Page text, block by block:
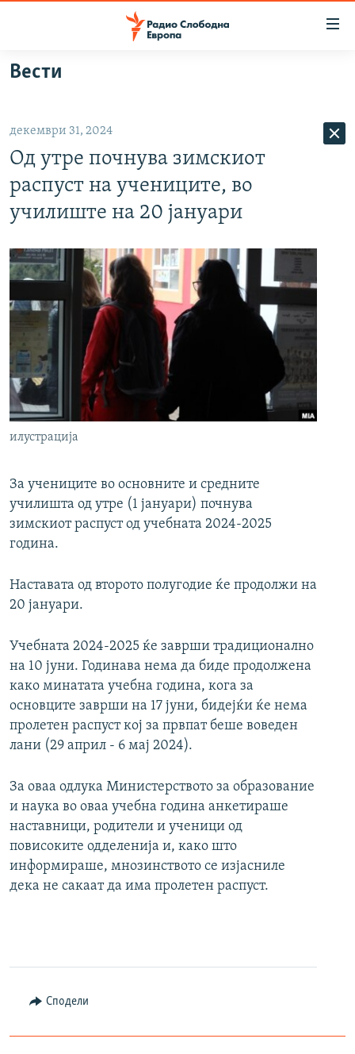
Оди
на
главната
навигација
Премини
на
ВИЗУЕЛНО
ВЕСТИ
ШТО ТРЕБА ДА ЗНАЕТЕ
ПРИЈАВИ СЕ ЗА ЊУЗЛЕТЕР
ПОДКАСТ ЗОШТО?
СЛЕДЕТЕ НЕ
РСЕ веб страници
Вести
декември 31, 2024
Од утре почнува зимскиот
распуст на учениците, во
училиште на 20 јануари
илустрација
За учениците во основните и средните
училишта од утре (1 јануари) почнува
зимскиот распуст од учебната 2024-2025
година.
Наставата од второто полугодие ќе продолжи на
20 јануари.
Учебната 2024-2025 ќе заврши традиционално
на 10 јуни. Годинава нема да биде продолжена
како минатата учебна година, кога за
основците заврши на 17 јуни, бидејќи ќе нема
пролетен распуст кој за првпат беше воведен
лани (29 април - 6 мај 2024).
За оваа одлука Министерството за образование
и наука во оваа учебна година анкетираше
наставници, родители и ученици од
повисоките одделенија и, како што
информираше, мнозинството се изјасниле
дека не сакаат да има пролетен распуст.
Сподели